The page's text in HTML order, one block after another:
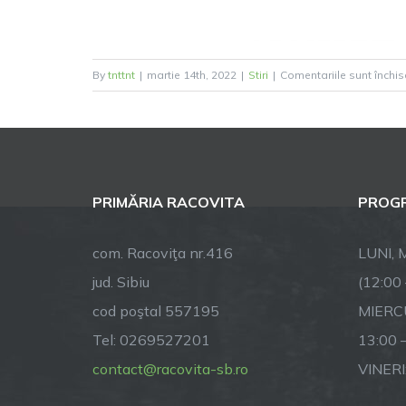
By tnttnt | martie 14th, 2022 | Stiri | Comentariile sunt
PRIMĂRIA RACOVITA
com. Racoviţa nr.416
jud. Sibiu
cod poştal 557195
Tel: 0269527201
contact@racovita-sb.ro
LUNI,
(12:00
13:00